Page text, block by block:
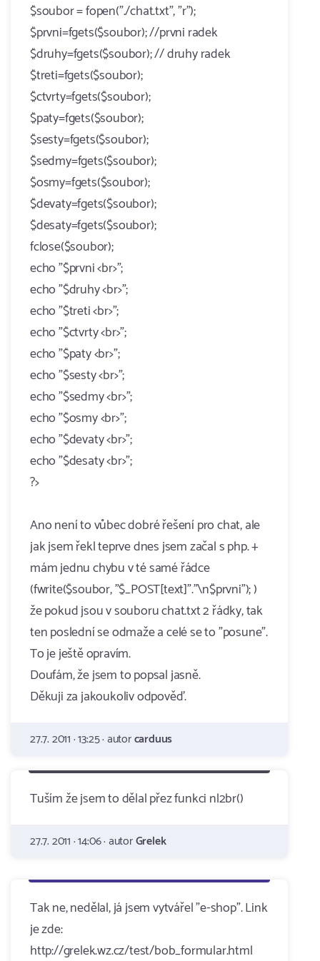
$soubor = fopen("./chat.txt", "r");
$prvni=fgets($soubor); //prvni radek
$druhy=fgets($soubor); // druhy radek
$treti=fgets($soubor);
$ctvrty=fgets($soubor);
$paty=fgets($soubor);
$sesty=fgets($soubor);
$sedmy=fgets($soubor);
$osmy=fgets($soubor);
$devaty=fgets($soubor);
$desaty=fgets($soubor);
fclose($soubor);
echo "$prvni <br>";
echo "$druhy <br>";
echo "$treti <br>";
echo "$ctvrty <br>";
echo "$paty <br>";
echo "$sesty <br>";
echo "$sedmy <br>";
echo "$osmy <br>";
echo "$devaty <br>";
echo "$desaty <br>";
?>
Ano není to vůbec dobré řešení pro chat, ale
jak jsem řekl teprve dnes jsem začal s php. +
mám jednu chybu v té samé řádce
(fwrite($soubor, "$_POST[text]"."\n$prvni"); )
že pokud jsou v souboru chat.txt 2 řádky, tak
ten poslední se odmaže a celé se to "posune".
To je ještě opravím.
Doufám, že jsem to popsal jasně.
Děkuji za jakoukoliv odpověď.
27.7. 2011 · 13:25 · autorcarduus
Tuším že jsem to dělal přez funkci nl2br()
27.7. 2011 · 14:06 · autorGrelek
Tak ne, nedělal, já jsem vytvářel "e-shop". Link
je zde:
http://grelek.wz.cz/test/bob_formular.html